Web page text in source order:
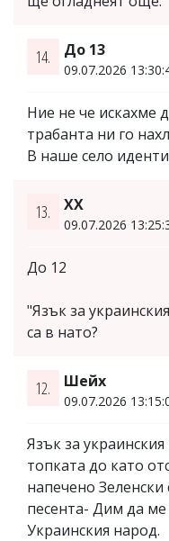
14. До 13
09.07.2026
Ние не че искахме
трабанта ни го
В наше село
13. XX
09.07.2026
До 12
"Язък за
са в нато?
12. Шейх
09.07.2026
Язък за
топката до като
напечено
песента- Дим да
Украинския народ.